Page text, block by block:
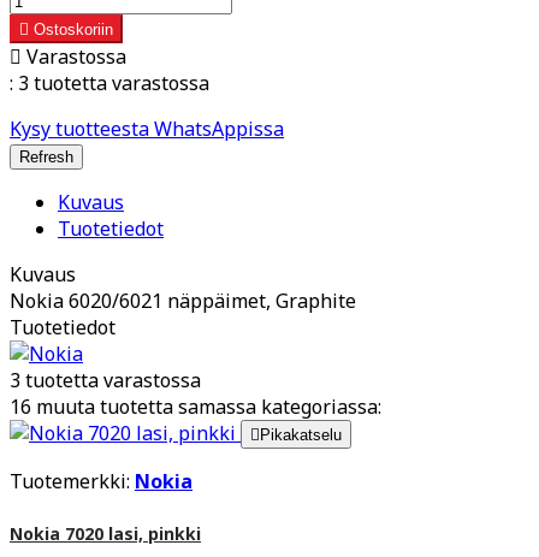
 Ostoskoriin
 Varastossa
: 3 tuotetta varastossa
Kysy tuotteesta WhatsAppissa
Kuvaus
Tuotetiedot
Kuvaus
Nokia 6020/6021 näppäimet, Graphite
Tuotetiedot
3 tuotetta varastossa
16 muuta tuotetta samassa kategoriassa:
Pikakatselu
Tuotemerkki: Nokia
Nokia 7020 lasi, pinkki